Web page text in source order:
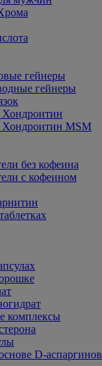
гейнеры
гейнеры
MSM
без кофеина
с кофеином
комплексы
D-